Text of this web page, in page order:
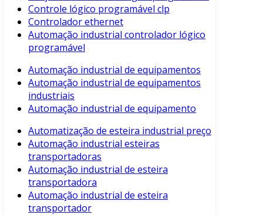
Controle lógico programável clp
Controlador ethernet
Automação industrial controlador lógico
programável
Automação industrial de equipamentos
Automação industrial de equipamentos
industriais
Automação industrial de equipamento
Automatização de esteira industrial preço
Automação industrial esteiras
transportadoras
Automação industrial de esteira
transportadora
Automação industrial de esteira
transportador